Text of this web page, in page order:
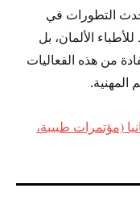
التطورات في
الألمان، بل
من هذه الفعاليات
(مؤتمرات طبيبة،